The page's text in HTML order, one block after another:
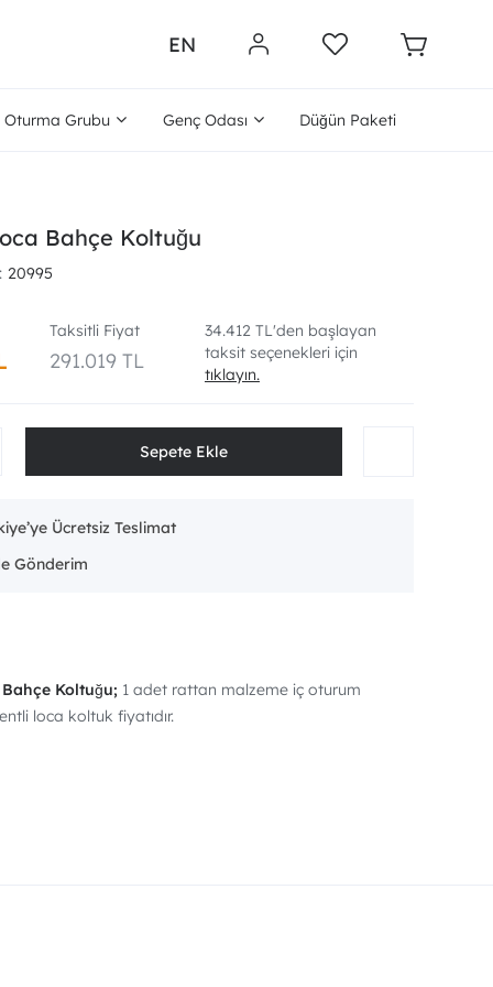
EN
Oturma Grubu Genç Odası Düğün Paketi
Bahçe Koltuğu
20995
Taksitli Fiyat
291.019 TL
34.412 TL'den başlayan
taksit seçenekleri için
tıklayın.
Ücretsiz Teslimat
Koltuğu; 1 adet rattan malzeme iç oturum
loca koltuk fiyatıdır.